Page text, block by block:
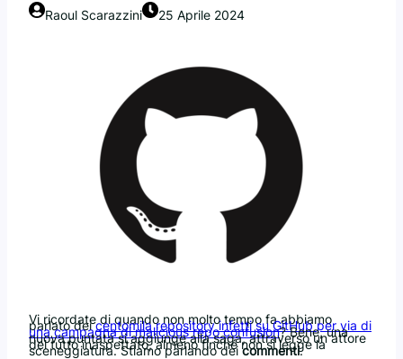
Raoul Scarazzini 25 Aprile 2024
Vi ricordate di quando non molto tempo fa abbiamo
parlato deicentomila repository infetti su GitHub per via di
una campagna di malicious repo confusion? Bene, una
nuova puntata si aggiunge alla saga, attraverso un attore
del tutto inaspettato, almeno finché non si legge la
sceneggiatura. Stiamo parlando dei commenti.